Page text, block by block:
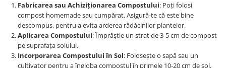
Fabricarea sau Achiziționarea Compostului: Poți folosi
compost homemade sau cumpărat. Asigură-te că este bine
descompus, pentru a evita arderea rădăcinilor plantelor.
Aplicarea Compostului: Împrăștie un strat de 3-5 cm de compost
pe suprafața solului.
Incorporarea Compostului în Sol: Folosește o sapă sau un
cultivator pentru a îngloba compostul în primele 10-20 cm de sol.